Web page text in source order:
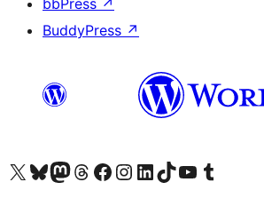
BuddyPress ↗
Visita nuestra cuenta de X (anteriormente Twitter)
Visita nuestra cuenta de Bluesky
Visita nuestra cuenta de Mastodon
Visita nuestra cuenta de Threads
Visita nuestra página de Facebook
Visita nuestra cuenta de Instagram
Visita nuestra cuenta de LinkedIn
Visita nuestra cuenta de TikTok
Visita nuestro canal de YouTube
Visita nuestra cuenta de Tumblr